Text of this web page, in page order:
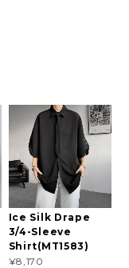
Ice Silk Drape
3/4-Sleeve
Shirt(MT1583)
¥8,170